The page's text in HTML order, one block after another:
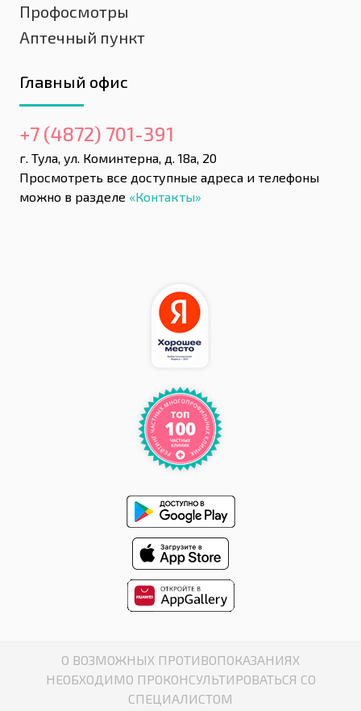
Профосмотры
Аптечный пункт
Главный офис
+7 (4872) 701-391
г. Тула, ул. Коминтерна, д. 18а, 20
Просмотреть все доступные адреса и телефоны
можно в разделе «Контакты»
О ВОЗМОЖНЫХ ПРОТИВОПОКАЗАНИЯХ
НЕОБХОДИМО ПРОКОНСУЛЬТИРОВАТЬСЯ СО
СПЕЦИАЛИСТОМ